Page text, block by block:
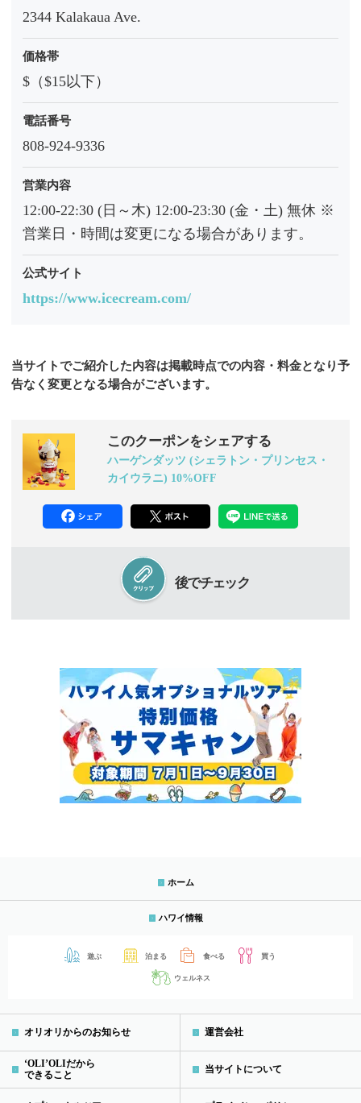
2344 Kalakaua Ave.
価格帯
$（$15以下）
電話番号
808-924-9336
営業内容
12:00-22:30 (日～木) 12:00-23:30 (金・土) 無休 ※
営業日・時間は変更になる場合があります。
公式サイト
https://www.icecream.com/
当サイトでご紹介した内容は掲載時点での内容・料金となり予
告なく変更となる場合がございます。
このクーポンをシェアする
ハーゲンダッツ (シェラトン・プリンセス・
カイウラニ) 10%OFF
後でチェック
ホーム
ハワイ情報
遊ぶ 泊まる 食べる 買う
ウェルネス
オリオリからのお知らせ
‘OLI’OLIだから
できること
運営会社
当サイトについて